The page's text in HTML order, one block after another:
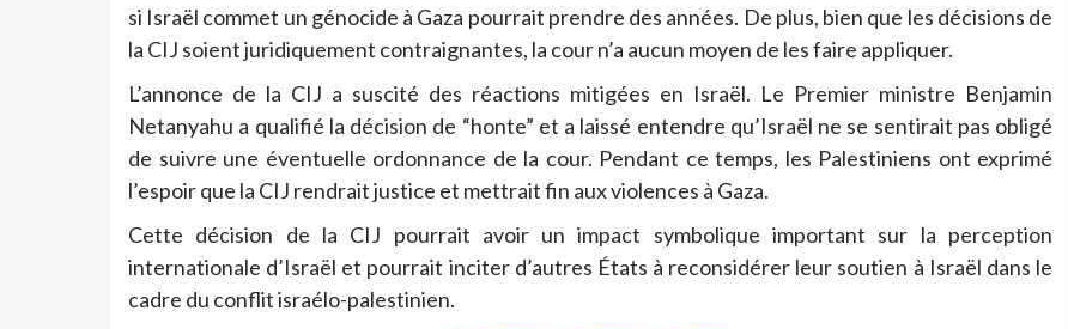
si Israël commet un génocide à Gaza pourrait prendre des années. De plus, bien que les décisions de
la CIJ soient juridiquement contraignantes, la cour n’a aucun moyen de les faire appliquer.
L’annonce de la CIJ a suscité des réactions mitigées en Israël. Le Premier ministre Benjamin
Netanyahu a qualifié la décision de “honte” et a laissé entendre qu’Israël ne se sentirait pas obligé
de suivre une éventuelle ordonnance de la cour. Pendant ce temps, les Palestiniens ont exprimé
l’espoir que la CIJ rendrait justice et mettrait fin aux violences à Gaza.
Cette décision de la CIJ pourrait avoir un impact symbolique important sur la perception
internationale d’Israël et pourrait inciter d’autres États à reconsidérer leur soutien à Israël dans le
cadre du conflit israélo-palestinien.